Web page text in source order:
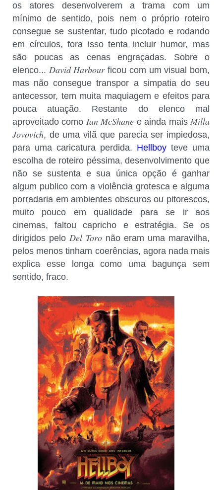
os atores desenvolverem a trama com um
mínimo de sentido, pois nem o próprio roteiro
consegue se sustentar, tudo picotado e rodando
em círculos, fora isso tenta incluir humor, mas
são poucas as cenas engraçadas. Sobre o
elenco... David Harbourficou com um visual bom,
mas não consegue transpor a simpatia do seu
antecessor, tem muita maquiagem e efeitos para
pouca atuação. Restante do elenco mal
aproveitado como Ian McShane e ainda maisMilla
Jovovich, de uma vilã que parecia ser impiedosa,
para uma caricatura perdida. Hellboy teve uma
escolha de roteiro péssima, desenvolvimento que
não se sustenta e sua única opção é ganhar
algum publico com a violência grotesca e alguma
porradaria em ambientes obscuros ou pitorescos,
muito pouco em qualidade para se ir aos
cinemas, faltou capricho e estratégia. Se os
dirigidos pelo Del Toro não eram uma maravilha,
pelos menos tinham coerências, agora nada mais
explica esse longa como uma bagunça sem
sentido, fraco.